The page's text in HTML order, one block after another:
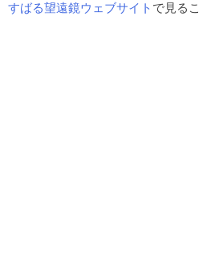
すばる望遠鏡ウェブサイト で見るこ